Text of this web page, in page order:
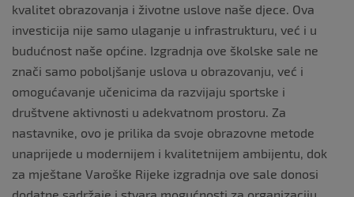
kvalitet obrazovanja i životne uslove naše djece. Ova
investicija nije samo ulaganje u infrastrukturu, već i u
budućnost naše općine. Izgradnja ove školske sale ne
znači samo poboljšanje uslova u obrazovanju, već i
omogućavanje učenicima da razvijaju sportske i
društvene aktivnosti u adekvatnom prostoru. Za
nastavnike, ovo je prilika da svoje obrazovne metode
unaprijede u modernijem i kvalitetnijem ambijentu, dok
za mještane Varoške Rijeke izgradnja ove sale donosi